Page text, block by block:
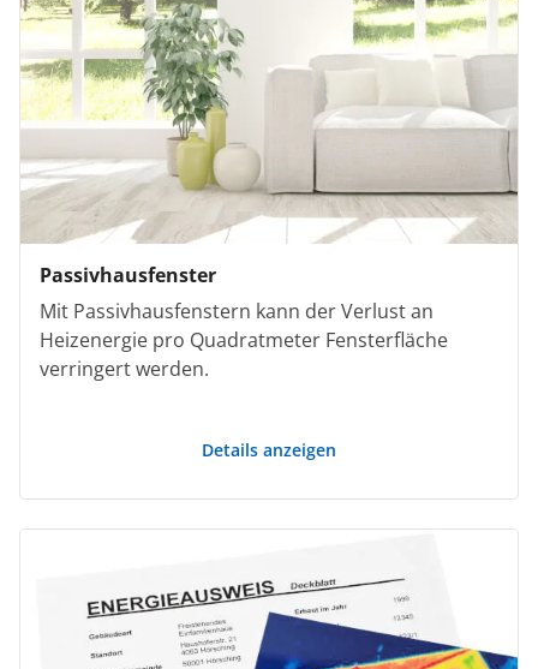
Passivhausfenster
Mit Passivhausfenstern kann der Verlust an
Heizenergie pro Quadratmeter Fensterfläche
verringert werden.
Details anzeigen